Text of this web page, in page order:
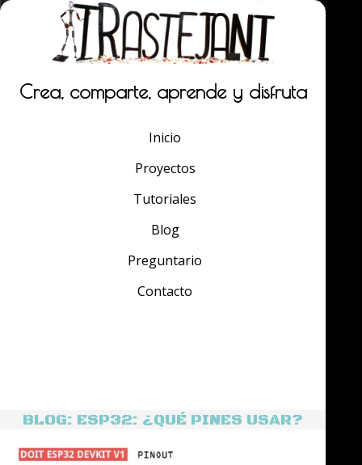
Crea, comparte, aprende y disfruta
Inicio
Proyectos
Tutoriales
Blog
Preguntario
Contacto
BLOG: ESP32: ¿QUÉ PINES USAR?